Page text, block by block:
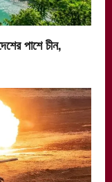
পাশে চীন,